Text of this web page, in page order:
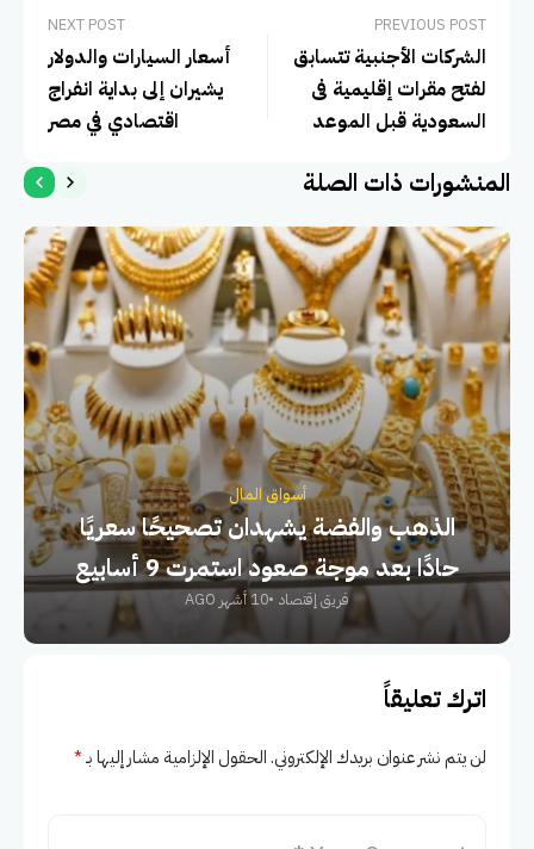
PREVIOUS POST
الشركات الأجنبية تتسابق
لفتح مقرات إقليمية فى
السعودية قبل الموعد
NEXT POST
أسعار السيارات والدولار
يشيران إلى بداية انفراج
اقتصادي في مصر
المنشورات ذات الصلة
أسواق المال
الذهب والفضة يشهدان تصحيحًا سعريًا
حادًا بعد موجة صعود استمرت 9 أسابيع
فريق إقتصاد 10 أشهر AGO
اترك تعليقاً
لن يتم نشر عنوان بريدك الإلكتروني.الحقول الإلزامية مشار إليها بـ*